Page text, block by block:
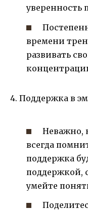
уверенность
времени
развивать
4. Поддержка в
Неважно,
всегда
поддержка
поддержкой,
умейте